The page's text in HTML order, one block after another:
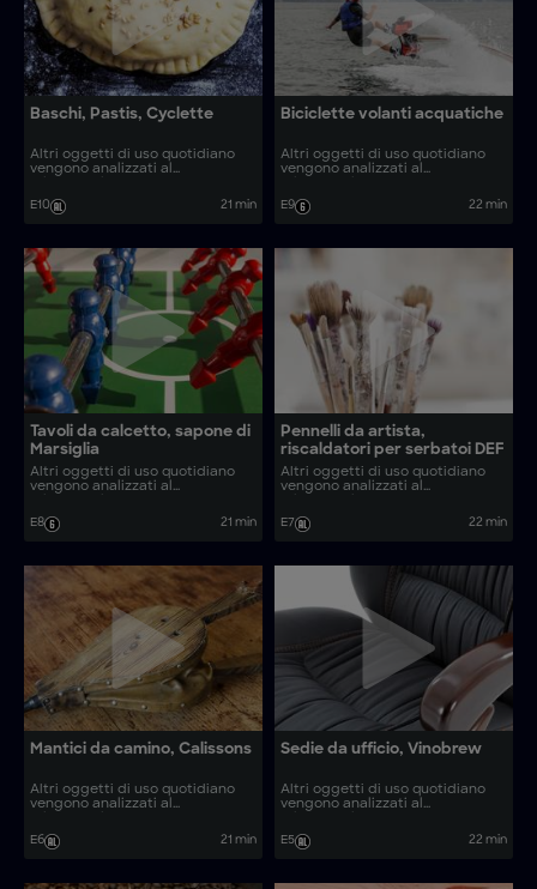
Baschi, Pastis, Cyclette
Altri oggetti di uso quotidiano
vengono analizzati al
realizzati oggetti comuni come
baschi, pastis e cyclette?
E10 21 min
Biciclette volanti acquatiche
Altri oggetti di uso quotidiano
vengono analizzati al
realizzati oggetti come cordiale
alla cannella e raspe fatte in
E9 22 min
Tavoli da calcetto, sapone di
Marsiglia
Altri oggetti di uso quotidiano
vengono analizzati al
realizzati oggetti come sapone
di Marsiglia e coltelli Laguiole?
E8 21 min
Pennelli da artista,
riscaldatori per serbatoi DEF
Altri oggetti di uso quotidiano
vengono analizzati al
realizzati oggetti come tavoli da
gioco e applique in vetro
E7 22 min
Mantici da camino, Calissons
Altri oggetti di uso quotidiano
vengono analizzati al
realizzati oggetti come calissons
e veicoli subacquei?
E6 21 min
Sedie da ufficio, Vinobrew
Altri oggetti di uso quotidiano
vengono analizzati al
realizzati oggetti come tamburi
levigatori rigenerati e litografie?
E5 22 min